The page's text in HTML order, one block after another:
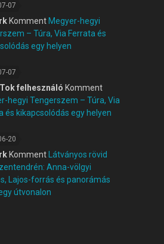
07
Komment Megyer-hegyi
– Túra, Via Ferrata és
egy helyen
07
felhesználó Komment
hegyi Tengerszem – Túra, Via
és kikapcsolódás egy helyen
20
Komment
Látványos rövid
Anna-völgyi
Lajos-forrás és panorámás
útvonalon